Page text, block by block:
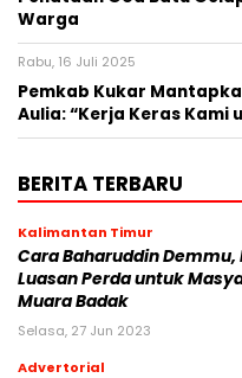
Warga
Rabu, 16 Juli 2025
Pemkab Kukar
Aulia: “Kerja Keras Kami
BERITA TERBARU
Kalimantan Timur
Cara Baharuddin Demmu,
Luasan Perda untuk
Muara Badak
Selasa, 27 Jun 2023
Advertorial